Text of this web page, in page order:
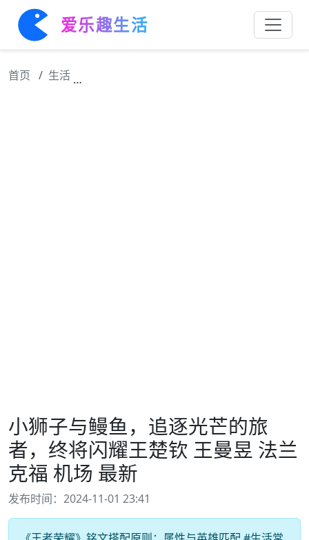
爱乐趣生活
首页 生活
小狮子与鳗鱼，追逐光芒的旅
者，终将闪耀王楚钦 王曼昱 法兰
克福 机场 最新
发布时间：2024-11-01 23:41